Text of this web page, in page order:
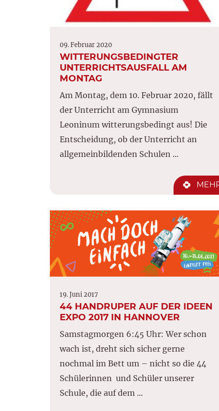
09. Februar 2020
WITTERUNGSBEDINGTER
UNTERRICHTSAUSFALL AM
MONTAG
Am Montag, dem 10. Februar 2020, fällt
der Unterricht am Gymnasium
Leoninum witterungsbedingt aus! Die
Entscheidung, ob der Unterricht an
allgemeinbildenden Schulen ...
19. Juni 2017
44 HANDRUPER AUF DER IDEEN
EXPO 2017 IN HANNOVER
Samstagmorgen 6:45 Uhr: Wer schon
wach ist, dreht sich sicher gerne
nochmal im Bett um – nicht so die 44
Schülerinnen und Schüler unserer
Schule, die auf dem ...